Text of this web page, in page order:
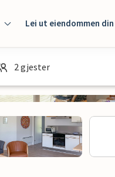
Lei ut eiendommen din
2 gjester